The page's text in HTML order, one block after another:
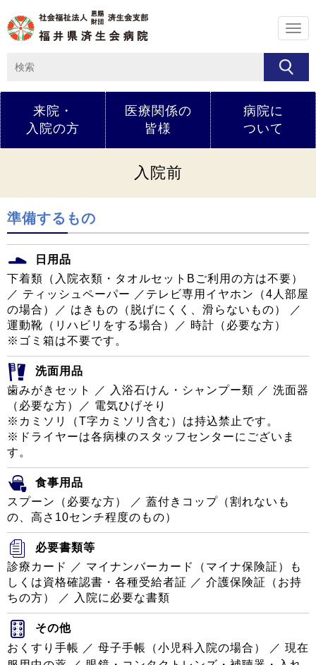
メ
ニ
ュ
来院・
入院の方
医療関係の
皆様
病院に
ついて
入院前
準備するもの
日用品
下着類（入院衣類・タオルセットBご利用の方は不要）
／ ティッシュペーパー ／テレビ専用イヤホン（4人部屋
の場合）／ はきもの（脱げにくく、滑らないもの） ／
運動靴（リハビリをする場合）／ 時計（必要な方）
※ゴミ箱は不要です。
洗面用品
歯みがきセット ／ 入浴石けん・シャンプー類 ／ 洗面器
（必要な方）／ 電気ひげそり
※カミソリ（T字カミソリ含む）は持込禁止です。
※ドライヤーは各病棟のスタッフセンターにございま
す。
食事用品
スプーン（必要な方） ／ 蓋付きコップ（割れないも
の、高さ10センチ程度のもの）
必要書類等
診療カード ／ マイナンバーカード（マイナ保険証）も
しくは資格確認書・各種受給者証 ／ 介護保険証（お持
ちの方） ／ 入院に必要な書類
その他
おくすり手帳 ／ 母子手帳（小児科入院の場合） ／ 現在